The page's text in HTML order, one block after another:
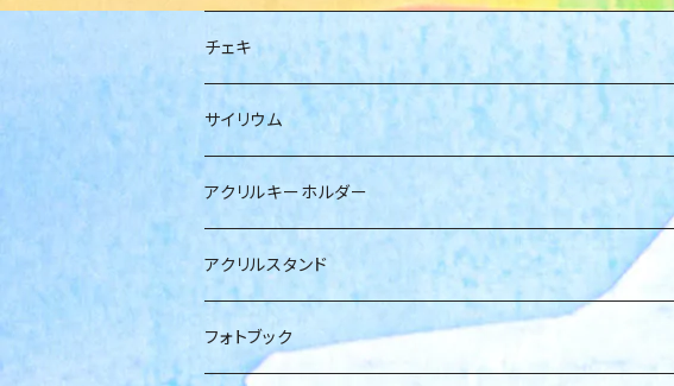
橋本ともか
福澤みすみ
岡橋咲奈
佐野初花
箱推し
小日向麻衣
福澤みすみ
佐野初花
橋本ともか
岡橋咲奈
チェキ
福澤みすみ
サイリウム
アクリルキーホルダー
アクリルスタンド
小日向麻衣
フォトブック